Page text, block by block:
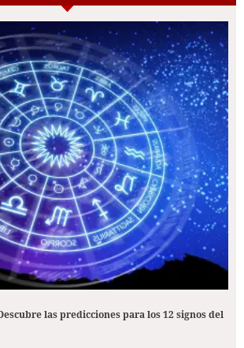
las predicciones para los 12 signos del